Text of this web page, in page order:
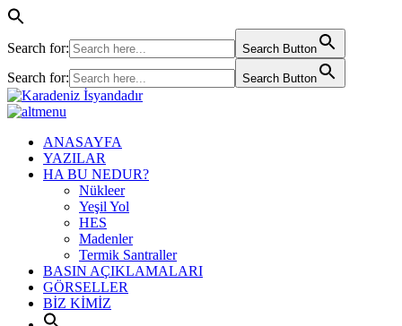
Search for: Search Button
Search for: Search Button
ANASAYFA
YAZILAR
HA BU NEDUR?
Nükleer
Yeşil Yol
HES
Madenler
Termik Santraller
BASIN AÇIKLAMALARI
GÖRSELLER
BİZ KİMİZ